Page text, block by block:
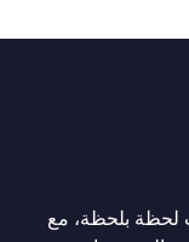
لحظة بلحظة، مع